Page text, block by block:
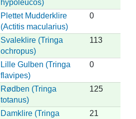
hypoleucos)
Plettet Mudderklire
(Actitis macularius)
0
Svaleklire (Tringa
ochropus)
113
Lille Gulben (Tringa
flavipes)
0
Rødben (Tringa
totanus)
125
Damklire (Tringa
21